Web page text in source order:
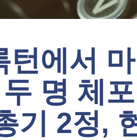
턴에서
명 체
기 2정,